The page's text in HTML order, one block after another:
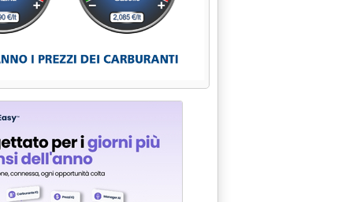
alle 15.27.
DA ENRON . PRIMO VETTORIAMENTO DI “RETE